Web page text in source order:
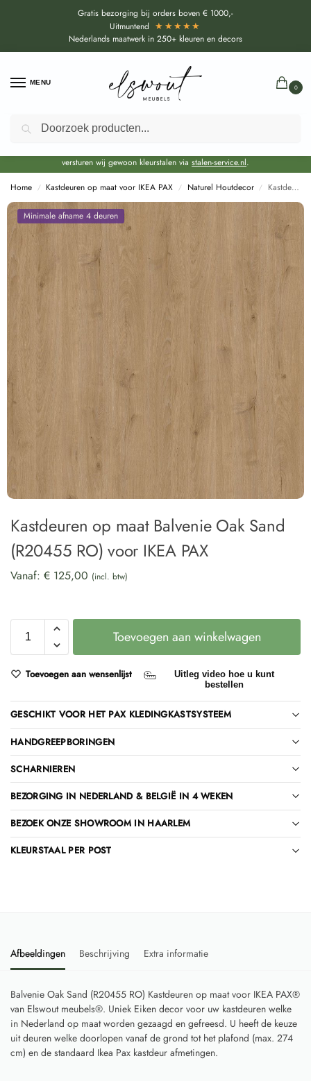
Gratis bezorging bij orders boven € 1000,-
Uitmuntend ★★★★★
Nederlands maatwerk in 250+ kleuren en decors
MENU
0
Door de bouwvakperiode geldt voor alle collecties momenteel een EXTRA
levertijd van circa 3-4 weken bovenop de reguliere levertijd.
versturen wij gewoon kleurstalen via stalen-service.nl.
Home / Kastdeuren op maat voor IKEA PAX / Naturel Houtdecor / Kastdeuren op maat Balvenie Oak Sand (R20455 RO) voor IKEA PAX
Minimale afname 4 deuren
Kastdeuren op maat Balvenie Oak Sand
(R20455 RO) voor IKEA PAX
Vanaf: € 125,00 (incl. btw)
Toevoegen aan winkelwagen
Toevoegen aan wensenlijst
Uitleg video hoe u kunt
bestellen
GESCHIKT VOOR HET PAX KLEDINGKASTSYSTEEM
HANDGREEPBORINGEN
SCHARNIEREN
BEZORGING IN NEDERLAND & BELGIË IN 4 WEKEN
BEZOEK ONZE SHOWROOM IN HAARLEM
KLEURSTAAL PER POST
Afbeeldingen Beschrijving Extra informatie
Balvenie Oak Sand (R20455 RO) Kastdeuren op maat voor IKEA PAX®
van Elswout meubels®. Uniek Eiken decor voor uw kastdeuren welke
in Nederland op maat worden gezaagd en gefreesd. U heeft de keuze
uit deuren welke doorlopen vanaf de grond tot het plafond (max. 274
cm) en de standaard Ikea Pax kastdeur afmetingen.